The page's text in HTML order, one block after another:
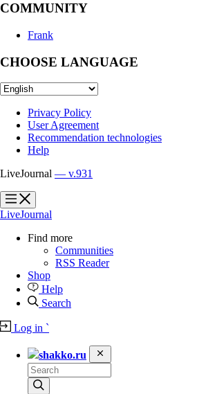
COMMUNITY
Frank
CHOOSE LANGUAGE
Privacy Policy
User Agreement
Recommendation technologies
Help
LiveJournal — v.931
?
?
LiveJournal
Find more
Communities
RSS Reader
Shop
Help
Search
Log in `
shakko.ru